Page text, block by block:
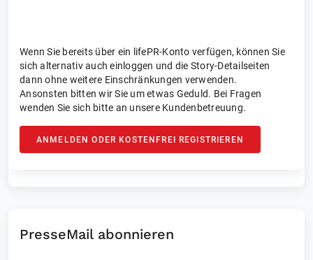
Wenn Sie bereits über ein lifePR-Konto verfügen, können Sie
sich alternativ auch einloggen und die Story-Detailseiten
dann ohne weitere Einschränkungen verwenden.
Ansonsten bitten wir Sie um etwas Geduld. Bei Fragen
wenden Sie sich bitte an unsere Kundenbetreuung.
ANMELDEN ODER KOSTENFREI REGISTRIEREN
PresseMail abonnieren